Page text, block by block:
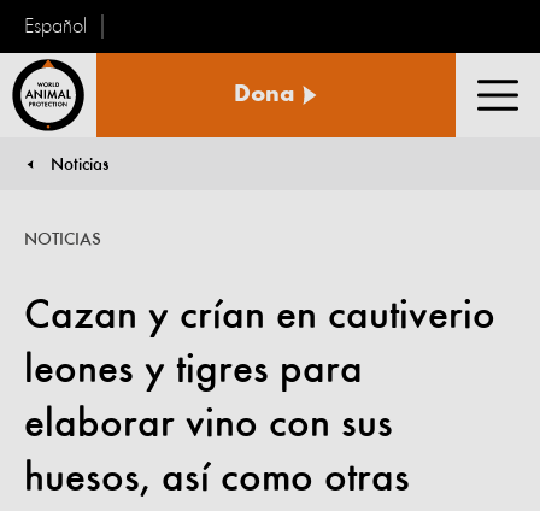
Español
Animal
Dona
Noticias
Cazan y crían en cautiverio
leones y tigres para
elaborar vino con sus
huesos, así como otras
NOTICIAS